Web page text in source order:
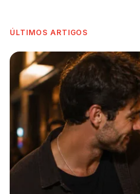
ÚLTIMOS ARTIGOS